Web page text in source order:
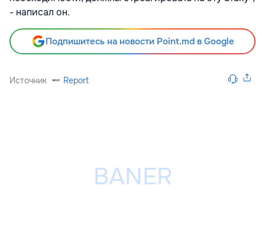
- написал он.
Подпишитесь на новости Point.md в Google
Источник Report